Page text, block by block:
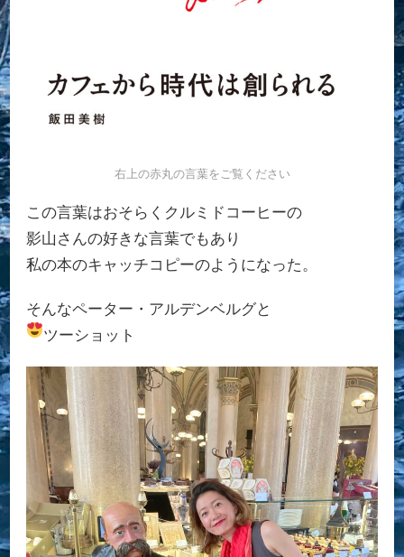
右上の赤丸の言葉をご覧ください
この言葉はおそらくクルミドコーヒーの
影山さんの好きな言葉でもあり
私の本のキャッチコピーのようになった。
そんなペーター・アルデンベルグと
ツーショット